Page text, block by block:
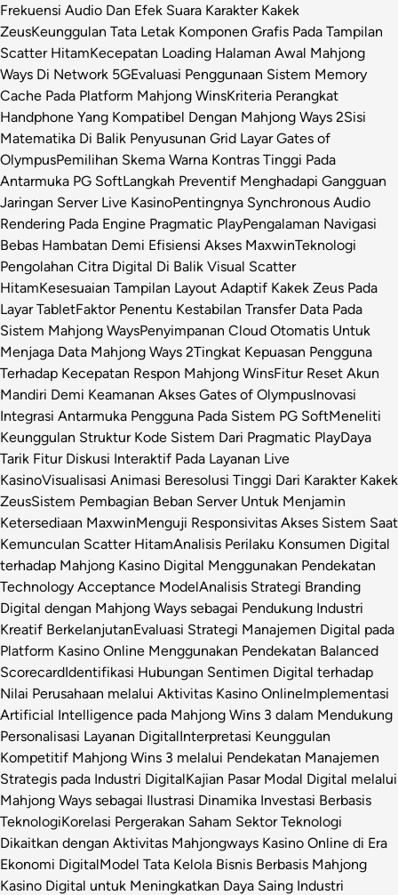
Frekuensi Audio Dan Efek Suara Karakter Kakek
ZeusKeunggulan Tata Letak Komponen Grafis Pada Tampilan
Scatter HitamKecepatan Loading Halaman Awal Mahjong
Ways Di Network 5GEvaluasi Penggunaan Sistem Memory
Cache Pada Platform Mahjong WinsKriteria Perangkat
Handphone Yang Kompatibel Dengan Mahjong Ways 2Sisi
Matematika Di Balik Penyusunan Grid Layar Gates of
OlympusPemilihan Skema Warna Kontras Tinggi Pada
Antarmuka PG SoftLangkah Preventif Menghadapi Gangguan
Jaringan Server Live KasinoPentingnya Synchronous Audio
Rendering Pada Engine Pragmatic PlayPengalaman Navigasi
Bebas Hambatan Demi Efisiensi Akses MaxwinTeknologi
Pengolahan Citra Digital Di Balik Visual Scatter
HitamKesesuaian Tampilan Layout Adaptif Kakek Zeus Pada
Layar TabletFaktor Penentu Kestabilan Transfer Data Pada
Sistem Mahjong WaysPenyimpanan Cloud Otomatis Untuk
Menjaga Data Mahjong Ways 2Tingkat Kepuasan Pengguna
Terhadap Kecepatan Respon Mahjong WinsFitur Reset Akun
Mandiri Demi Keamanan Akses Gates of OlympusInovasi
Integrasi Antarmuka Pengguna Pada Sistem PG SoftMeneliti
Keunggulan Struktur Kode Sistem Dari Pragmatic PlayDaya
Tarik Fitur Diskusi Interaktif Pada Layanan Live
KasinoVisualisasi Animasi Beresolusi Tinggi Dari Karakter Kakek
ZeusSistem Pembagian Beban Server Untuk Menjamin
Ketersediaan MaxwinMenguji Responsivitas Akses Sistem Saat
Kemunculan Scatter HitamAnalisis Perilaku Konsumen Digital
terhadap Mahjong Kasino Digital Menggunakan Pendekatan
Technology Acceptance ModelAnalisis Strategi Branding
Digital dengan Mahjong Ways sebagai Pendukung Industri
Kreatif BerkelanjutanEvaluasi Strategi Manajemen Digital pada
Platform Kasino Online Menggunakan Pendekatan Balanced
ScorecardIdentifikasi Hubungan Sentimen Digital terhadap
Nilai Perusahaan melalui Aktivitas Kasino OnlineImplementasi
Artificial Intelligence pada Mahjong Wins 3 dalam Mendukung
Personalisasi Layanan DigitalInterpretasi Keunggulan
Kompetitif Mahjong Wins 3 melalui Pendekatan Manajemen
Strategis pada Industri DigitalKajian Pasar Modal Digital melalui
Mahjong Ways sebagai Ilustrasi Dinamika Investasi Berbasis
TeknologiKorelasi Pergerakan Saham Sektor Teknologi
Dikaitkan dengan Aktivitas Mahjongways Kasino Online di Era
Ekonomi DigitalModel Tata Kelola Bisnis Berbasis Mahjong
Kasino Digital untuk Meningkatkan Daya Saing Industri